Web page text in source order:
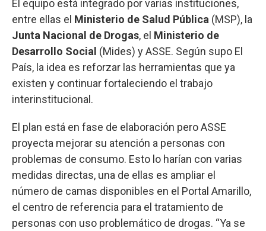
El equipo está integrado por varias instituciones,
entre ellas el Ministerio de Salud Pública (MSP), la
Junta Nacional de Drogas, el Ministerio de
Desarrollo Social (Mides) y ASSE. Según supo El
País, la idea es reforzar las herramientas que ya
existen y continuar fortaleciendo el trabajo
interinstitucional.
El plan está en fase de elaboración pero ASSE
proyecta mejorar su atención a personas con
problemas de consumo. Esto lo harían con varias
medidas directas, una de ellas es ampliar el
número de camas disponibles en el Portal Amarillo,
el centro de referencia para el tratamiento de
personas con uso problemático de drogas. “Ya se